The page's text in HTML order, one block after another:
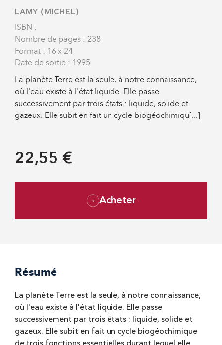
LAMY (MICHEL)
ISBN :
Nombre de pages : 238
Format : 16 x 24
Date de sortie : 1995
La planète Terre est la seule, à notre connaissance,
où l'eau existe à l'état liquide. Elle passe
successivement par trois états : liquide, solide et
gazeux. Elle subit en fait un cycle biogéochimiqu[...]
22,55 €
Acheter
Résumé
La planète Terre est la seule, à notre connaissance,
où l'eau existe à l'état liquide. Elle passe
successivement par trois états : liquide, solide et
gazeux. Elle subit en fait un cycle biogéochimique
de trois fonctions essentielles durant lequel elle